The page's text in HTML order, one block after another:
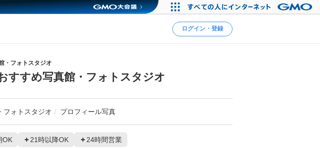
ログイン・登録
・フォトスタジオ
すすめ写真館・フォトスタジオ
フォトスタジオ プロフィール写真
OK 21時以降OK 24時間営業